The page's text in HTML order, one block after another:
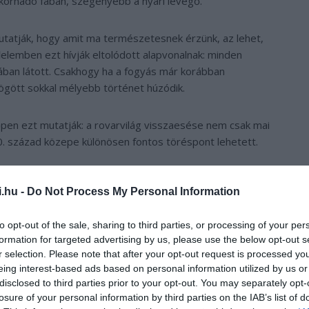
- Do Not Process My Personal Information
opt-out of the sale, sharing to third parties, or processing of your
for targeted advertising by us, please use the below opt-out
selection. Please note that after your opt-out request is processed
interest-based ads based on personal information utilized by us
to third parties prior to your opt-out. You may separately
of your personal information by third parties on the IAB’s list of
hogy amit ma természetesnek érzünk, az lehet,
ezt hívják eltolódott alapvonalnak: minden
látott. Csakhogy ha a fogyás már korábban
sokkal mélyebb történet húzódik.
ezt mutatják: a rovarvilág visszaesése nem csak mai
század közepe különösen fontos töréspont lehetett.
bogár hasznos, csak
szépen mutatnak fotón, és még annak is eszébe jut
telefonjáról. A korhadéklakó bogaraknak nehezebb a PR-
és sokan legfeljebb annyit gondolnak róluk: „ez meg